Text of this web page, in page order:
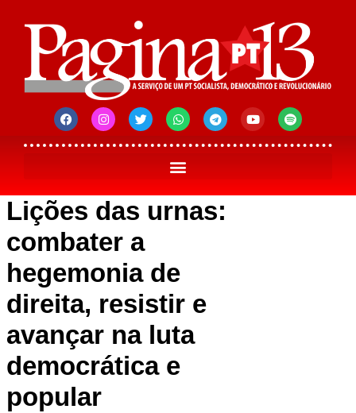
Lições das urnas:
combater a
hegemonia de
direita, resistir e
avançar na luta
democrática e
popular